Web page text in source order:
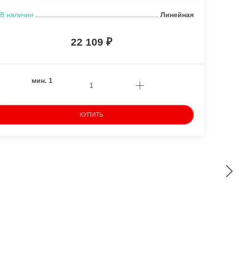
В наличии Линейная
22 109
мин. 1
КУПИТЬ